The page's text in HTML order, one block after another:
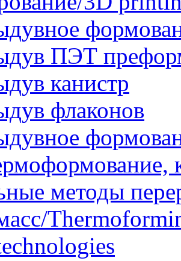
ПЭТ
канистр
флаконов
методы